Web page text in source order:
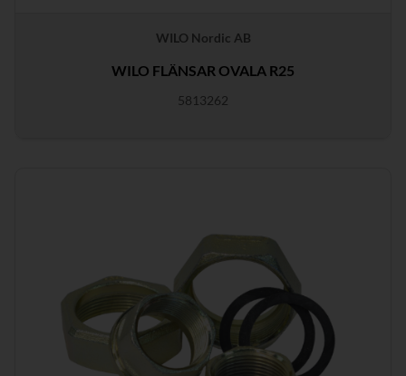
WILO Nordic AB
WILO FLÄNSAR OVALA R25
5813262